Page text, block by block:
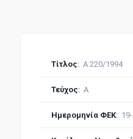
Τίτλος: Α 220/1994
Τεύχος: Α
Ημερομηνία ΦΕΚ: